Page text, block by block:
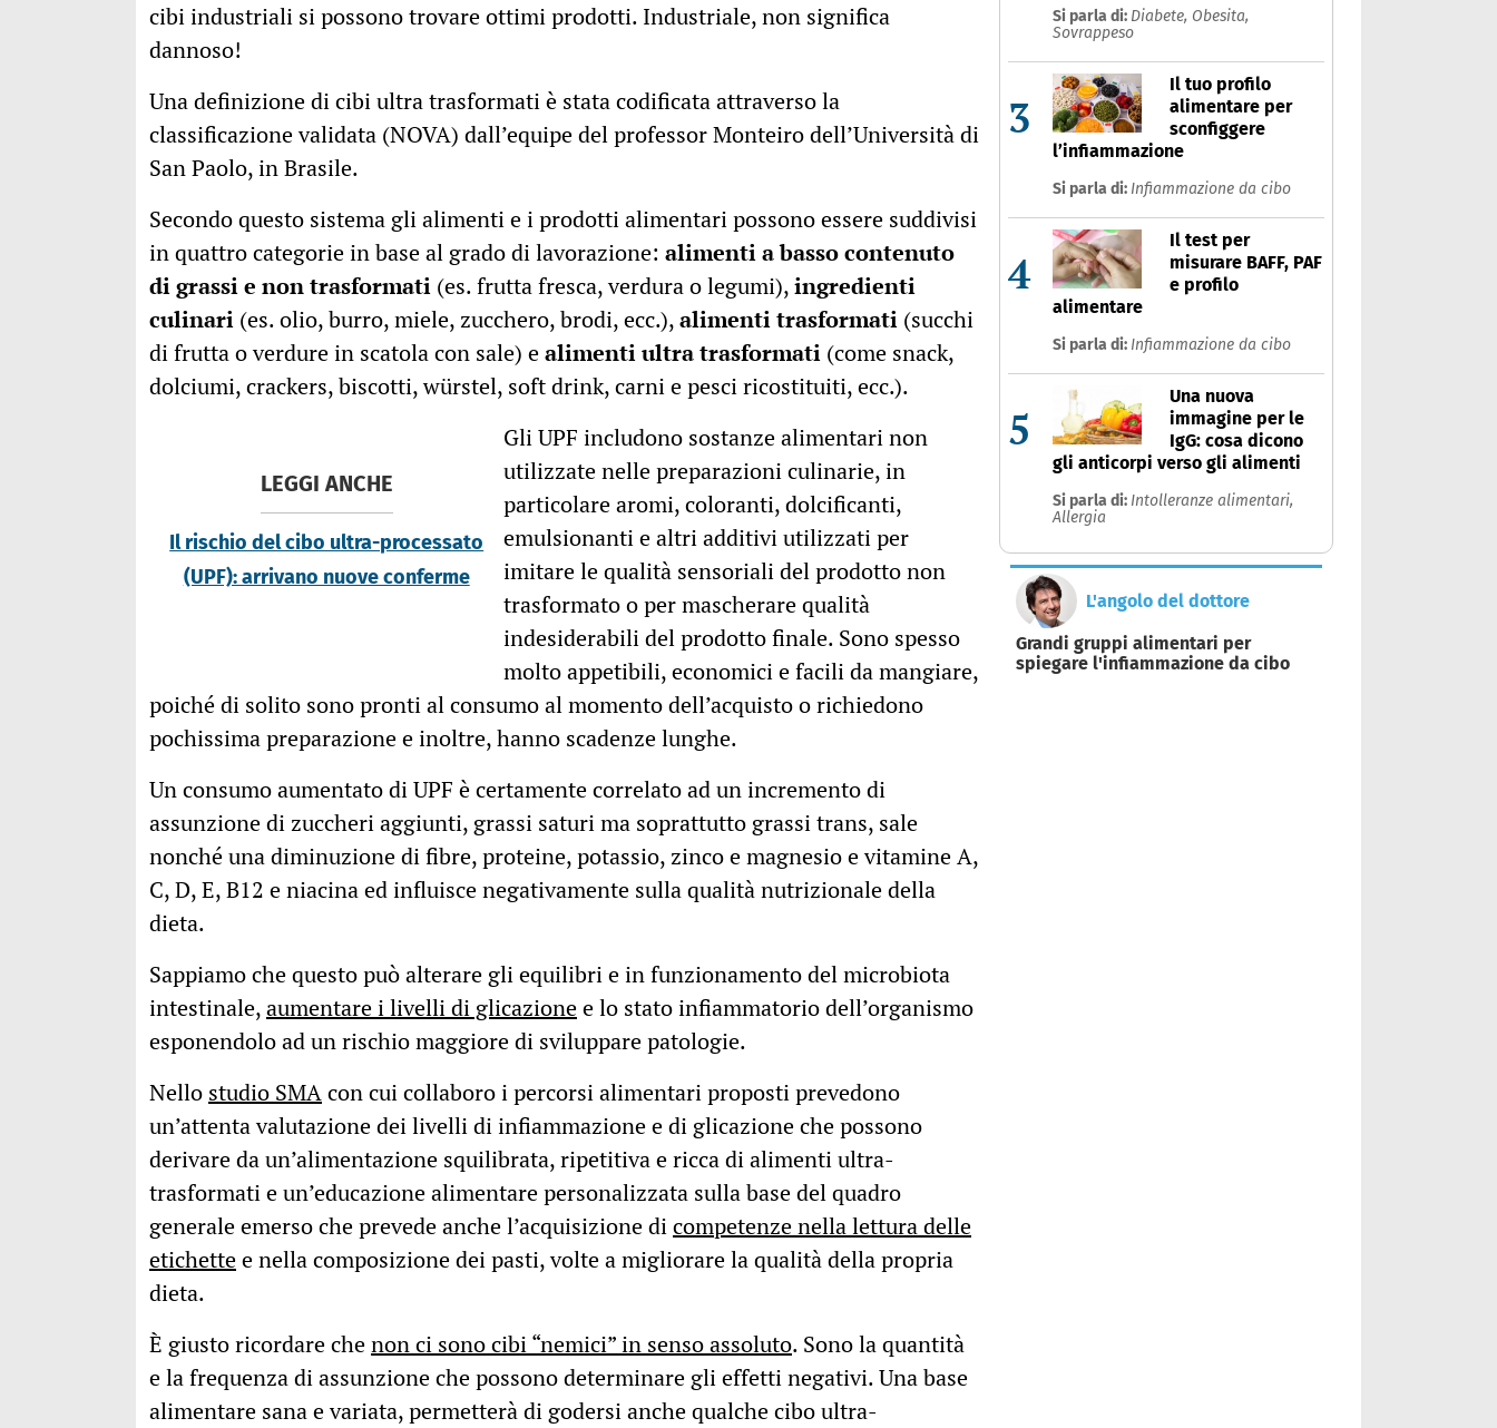
cibi industriali si possono trovare ottimi prodotti. Industriale, non significa
dannoso!
Una definizione di cibi ultra trasformati è stata codificata attraverso la
classificazione validata (NOVA) dall’equipe del professor Monteiro dell’Università di
San Paolo, in Brasile.
Secondo questo sistema gli alimenti e i prodotti alimentari possono essere suddivisi
in quattro categorie in base al grado di lavorazione: alimenti a basso contenuto
di grassi e non trasformati (es. frutta fresca, verdura o legumi),ingredienti
culinari (es. olio, burro, miele, zucchero, brodi, ecc.),alimenti trasformati (succhi
di frutta o verdure in scatola con sale) ealimenti ultra trasformati (come snack,
dolciumi, crackers, biscotti, würstel, soft drink, carni e pesci ricostituiti, ecc.).
LEGGI ANCHE
Il rischio del cibo ultra-processato
(UPF): arrivano nuove conferme
Gli UPF includono sostanze alimentari non
utilizzate nelle preparazioni culinarie, in
particolare aromi, coloranti, dolcificanti,
emulsionanti e altri additivi utilizzati per
imitare le qualità sensoriali del prodotto non
trasformato o per mascherare qualità
indesiderabili del prodotto finale. Sono spesso
molto appetibili, economici e facili da mangiare,
poiché di solito sono pronti al consumo al momento dell’acquisto o richiedono
pochissima preparazione e inoltre, hanno scadenze lunghe.
Un consumo aumentato di UPF è certamente correlato ad un incremento di
assunzione di zuccheri aggiunti, grassi saturi ma soprattutto grassi trans, sale
nonché una diminuzione di fibre, proteine, potassio, zinco e magnesio e vitamine A,
C, D, E, B12 e niacina ed influisce negativamente sulla qualità nutrizionale della
dieta.
Sappiamo che questo può alterare gli equilibri e in funzionamento del microbiota
intestinale,aumentare i livelli di glicazionee lo stato infiammatorio dell’organismo
esponendolo ad un rischio maggiore di sviluppare patologie.
Nello studio SMAcon cui collaboro i percorsi alimentari proposti prevedono
un’attenta valutazione dei livelli di infiammazione e di glicazione che possono
derivare da un’alimentazione squilibrata, ripetitiva e ricca di alimenti ultra-
trasformati e un’educazione alimentare personalizzata sulla base del quadro
generale emerso che prevede anche l’acquisizione dicompetenze nella lettura delle
etichettee nella composizione dei pasti, volte a migliorare la qualità della propria
dieta.
È giusto ricordare chenon ci sono cibi “nemici” in senso assoluto. Sono la quantità
e la frequenza di assunzione che possono determinare gli effetti negativi. Una base
alimentare sana e variata, permetterà di godersi anche qualche cibo ultra-
Si parla di: Diabete, Obesita,
Sovrappeso
3
Il tuo profilo
alimentare per
sconfiggere
l’infiammazione
Si parla di: Infiammazione da cibo
4
Il test per
misurare BAFF, PAF
e profilo
alimentare
Si parla di: Infiammazione da cibo
5
Una nuova
immagine per le
IgG: cosa dicono
gli anticorpi verso gli alimenti
Si parla di: Intolleranze alimentari,
Allergia
L'angolo del dottore
Grandi gruppi alimentari per
spiegare l'infiammazione da cibo